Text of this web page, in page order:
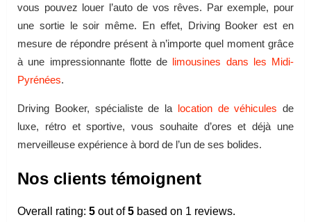
vous pouvez louer l’auto de vos rêves. Par exemple, pour
une sortie le soir même. En effet, Driving Booker est en
mesure de répondre présent à n’importe quel moment grâce
à une impressionnante flotte de limousines dans les Midi-
Pyrénées.
Driving Booker, spécialiste de la location de véhicules de
luxe, rétro et sportive, vous souhaite d’ores et déjà une
merveilleuse expérience à bord de l’un de ses bolides.
Nos clients témoignent
Overall rating: 5 out of5 based on 1 reviews.